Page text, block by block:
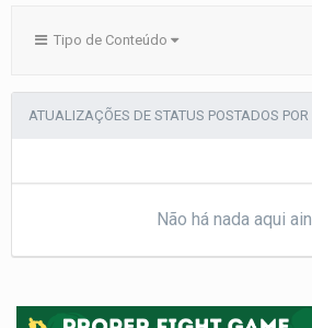
Tipo de Conteúdo
ATUALIZAÇÕES DE STATUS POSTADOS POR
Não há nada aqui